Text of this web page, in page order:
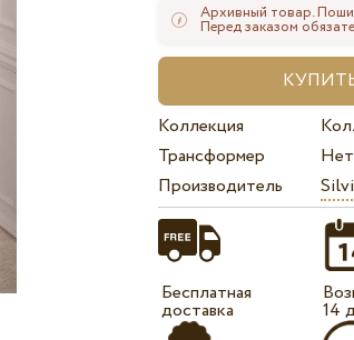
Архивный товар.
Перед заказом
Коллекция
Трансформер
Нет
Производитель
Бесплатная
доставка
14